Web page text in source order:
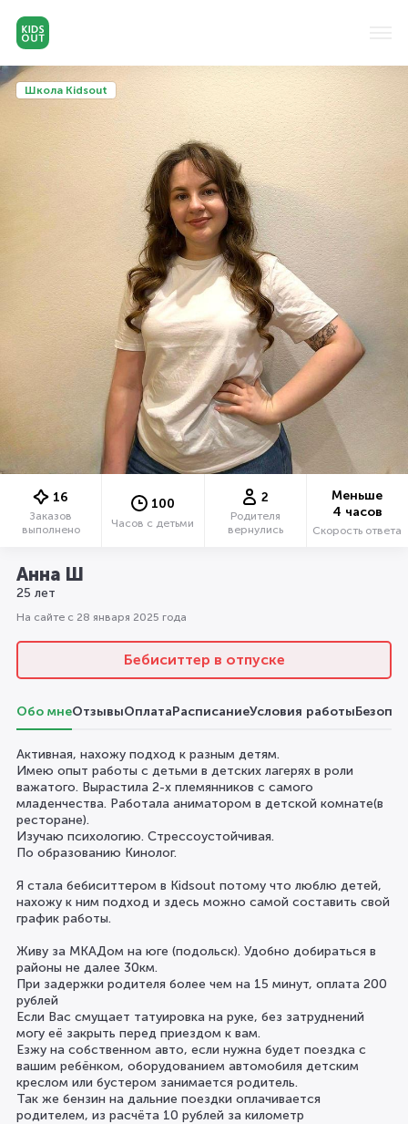
Школа Kidsout
16
Заказов
выполнено
100
Часов с детьми
2
Родителя
вернулись
Меньше
4 часов
Скорость ответа
Анна Ш
25 лет
На сайте с 28 января 2025 года
Бебиситтер в отпуске
Обо мнеОтзывыОплатаРасписаниеУсловия работы
Активная, нахожу подход к разным детям.
Имею опыт работы с детьми в детских лагерях в роли
важатого. Вырастила 2-х племянников с самого
младенчества. Работала аниматором в детской комнате(в
ресторане).
Изучаю психологию. Стрессоустойчивая.
По образованию Кинолог.
Я стала бебиситтером в Kidsout потому что люблю детей,
нахожу к ним подход и здесь можно самой составить свой
график работы.
Живу за МКАДом на юге (подольск). Удобно добираться в
районы не далее 30км.
При задержки родителя более чем на 15 минут, оплата 200
рублей
Если Вас смущает татуировка на руке, без затруднений
могу её закрыть перед приездом к вам.
Езжу на собственном авто, если нужна будет поездка с
вашим ребёнком, оборудованием автомобиля детским
креслом или бустером занимается родитель.
Так же бензин на дальние поездки оплачивается
родителем, из расчёта 10 рублей за километр